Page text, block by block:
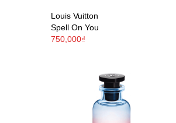
Louis Vuitton
Spell On You
750,000₫